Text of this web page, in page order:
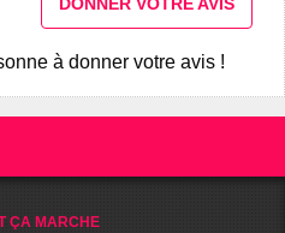
DONNER VOTRE AVIS
à donner votre avis !
ÇA MARCHE